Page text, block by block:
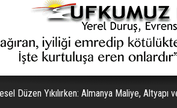
Düzen Yıkılırken: Almanya Maliye,